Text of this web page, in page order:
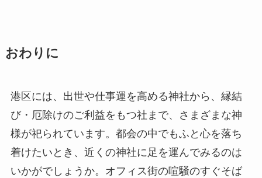
おわりに
港区には、出世や仕事運を高める神社から、縁結
び・厄除けのご利益をもつ社まで、さまざまな神
様が祀られています。都会の中でもふと心を落ち
着けたいとき、近くの神社に足を運んでみるのは
いかがでしょうか。オフィス街の喧騒のすぐそば